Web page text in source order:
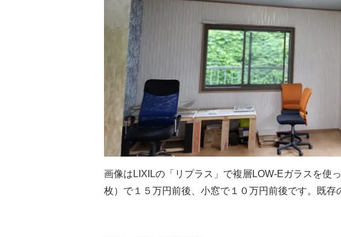
画像はLIXILの「リプラス」で複層LOW-Eガラスを使
枚）で１５万円前後、小窓で１０万円前後です。既存